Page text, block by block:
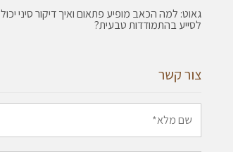
גאוט: למה הכאב מופיע פתאום ואיך דיקור סיני יכול
לסייע בהתמודדות טבעית?
צור קשר